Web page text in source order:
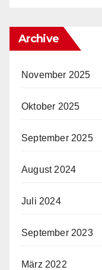
Archive
November 2025
Oktober 2025
September 2025
August 2024
Juli 2024
September 2023
März 2022